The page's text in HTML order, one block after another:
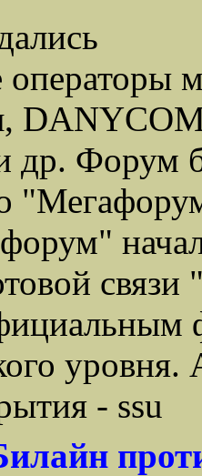
операторы
др. Форум
- ssu